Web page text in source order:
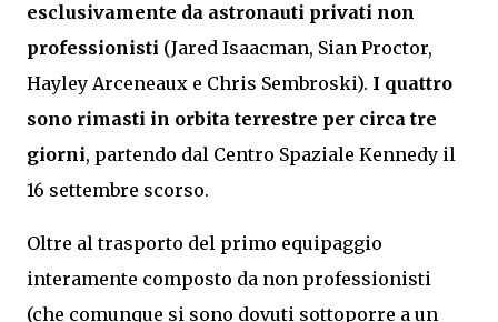
esclusivamente da astronauti privati non
professionisti (Jared Isaacman, Sian Proctor,
Hayley Arceneaux e Chris Sembroski). I quattro
sono rimasti in orbita terrestre per circa tre
giorni, partendo dal Centro Spaziale Kennedy il
16 settembre scorso.
Oltre al trasporto del primo equipaggio
interamente composto da non professionisti
(che comunque si sono dovuti sottoporre a un